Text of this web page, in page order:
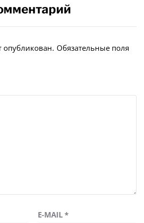
опубликован. Обязательные поля
E-MAIL*